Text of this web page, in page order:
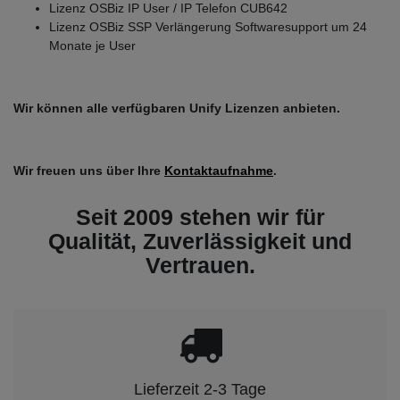
Lizenz OSBiz IP User / IP Telefon CUB642
Lizenz OSBiz SSP Verlängerung Softwaresupport um 24
Monate je User
Wir können alle verfügbaren Unify Lizenzen anbieten.
Wir freuen uns über Ihre Kontaktaufnahme.
Seit 2009 stehen wir für
Qualität, Zuverlässigkeit und
Vertrauen.
Lieferzeit 2-3 Tage